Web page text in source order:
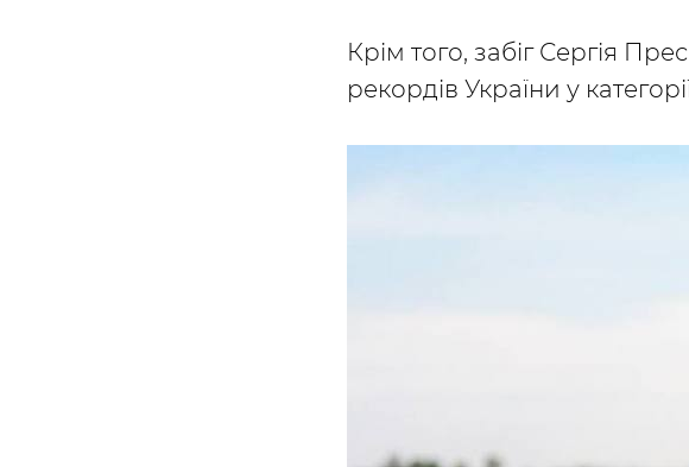
Крім того, забіг Сергія
рекордів України у